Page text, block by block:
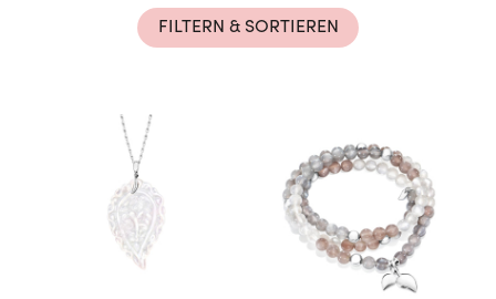
FILTERN & SORTIEREN